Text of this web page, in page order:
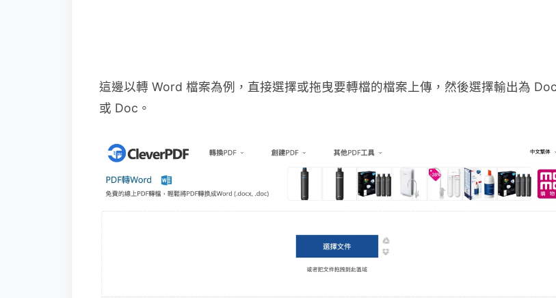
這邊以轉 Word 檔案為例，直接選擇或拖曳要轉檔的檔案上傳，然後選擇輸出為
或 Doc。